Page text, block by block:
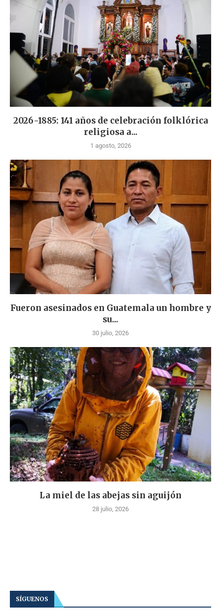
2026-1885: 141 años de celebración folklórica
religiosa a...
1 agosto, 2026
Fueron asesinados en Guatemala un hombre y
su...
30 julio, 2026
La miel de las abejas sin aguijón
28 julio, 2026
SÍGUENOS